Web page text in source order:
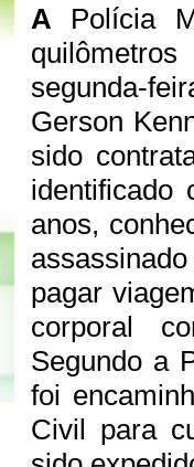
A Polícia
segunda-
Gerson
sido
identificado
anos,
pagar
corporal
Segundo a
foi
Civil para